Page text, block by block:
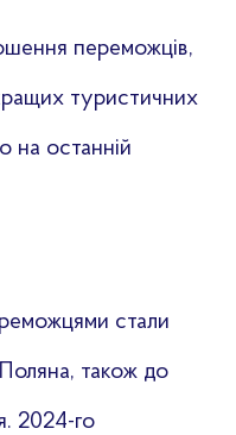
переможців,
туристичних
на останній
стали
також до
2024-го